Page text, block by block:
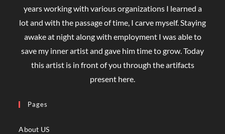
years working with various organizations I learned a
lot and with the passage of time, I carve myself. Staying
awake at night along with employment I was able to
save my inner artist and gave him time to grow. Today
this artist is in front of you through the artifacts
present here.
Pages
About US